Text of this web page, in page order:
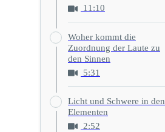
11:10
Woher kommt die
Zuordnung der Laute zu
den Sinnen
5:31
Licht und Schwere in den
Elementen
2:52